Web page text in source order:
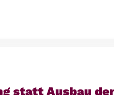
statt Ausbau